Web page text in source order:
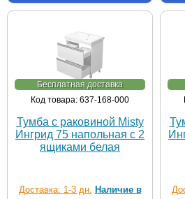
Бесплатная доставка
Код товара: 637-168-000
Тумба с раковиной Misty
Ингрид 75 напольная с 2
ящиками белая
Доставка: 1-3 дн. Наличие в